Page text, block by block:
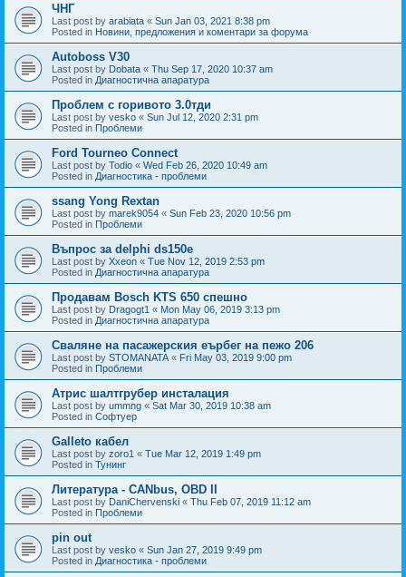
ЧНГ
Last post by arabiata « Sun Jan 03, 2021 8:38 pm
Posted in Новини, предложения и коментари за форума
Autoboss V30
Last post by Dobata « Thu Sep 17, 2020 10:37 am
Posted in Диагностична апаратура
Проблем с горивото 3.0тди
Last post by vesko « Sun Jul 12, 2020 2:31 pm
Posted in Проблеми
Ford Tourneo Connect
Last post by Todio « Wed Feb 26, 2020 10:49 am
Posted in Диагностика - проблеми
ssang Yong Rextan
Last post by marek9054 « Sun Feb 23, 2020 10:56 pm
Posted in Проблеми
Въпрос за delphi ds150e
Last post by Xxeon « Tue Nov 12, 2019 2:53 pm
Posted in Диагностична апаратура
Продавам Bosch KTS 650 спешно
Last post by Dragogt1 « Mon May 06, 2019 3:13 pm
Posted in Диагностична апаратура
Сваляне на пасажерския еърбег на пежо 206
Last post by STOMANATA « Fri May 03, 2019 9:00 pm
Posted in Проблеми
Атрис шалтгрубер инсталация
Last post by ummng « Sat Mar 30, 2019 10:38 am
Posted in Софтуер
Galleto кабел
Last post by zoro1 « Tue Mar 12, 2019 1:49 pm
Posted in Тунинг
Литература - CANbus, OBD II
Last post by DaniChervenski « Thu Feb 07, 2019 11:12 am
Posted in Проблеми
pin out
Last post by vesko « Sun Jan 27, 2019 9:49 pm
Posted in Диагностика - проблеми